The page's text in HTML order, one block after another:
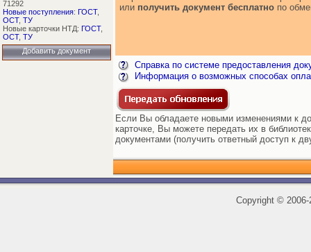
71292
Новые поступления: ГОСТ,
ОСТ, ТУ
Новые карточки НТД: ГОСТ,
ОСТ, ТУ
Добавить документ
или получить документ бесплатно по
Справка по системе предоставления
Информация о возможных способах
Если Вы обладаете новыми изменениями к
карточке, Вы можете передать их в
документами (получить ответный доступ к
Copyright ©